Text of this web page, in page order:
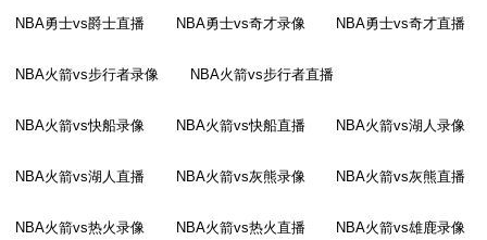
NBA勇士vs爵士直播 NBA勇士vs奇才录像 NBA勇士vs奇才直播
NBA火箭vs步行者录像 NBA火箭vs步行者直播
NBA火箭vs快船录像 NBA火箭vs快船直播 NBA火箭vs湖人录像
NBA火箭vs湖人直播 NBA火箭vs灰熊录像 NBA火箭vs灰熊直播
NBA火箭vs热火录像 NBA火箭vs热火直播 NBA火箭vs雄鹿录像